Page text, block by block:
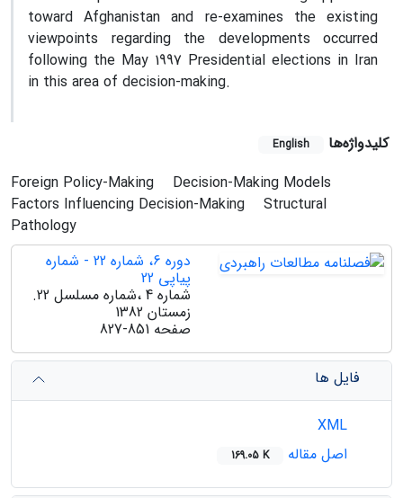
toward Afghanistan and re-examines the existing
viewpoints regarding the developments occurred
following the May 1997 Presidential elections in Iran
in this area of decision-making.
کلیدواژه‌ها English
Foreign Policy-Making
Decision-Making Models
Factors Influencing Decision-Making
Structural
Pathology
دوره 6، شماره 22 - شماره
پیاپی 22
شماره 4 ،شماره مسلسل 22.
زمستان 1382
صفحه 827-851
فایل ها
اصل مقاله
169.05 K